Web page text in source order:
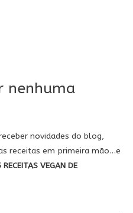
nenhuma
novidades do blog,
receitas em primeira mão…e
RECEITAS VEGAN DE